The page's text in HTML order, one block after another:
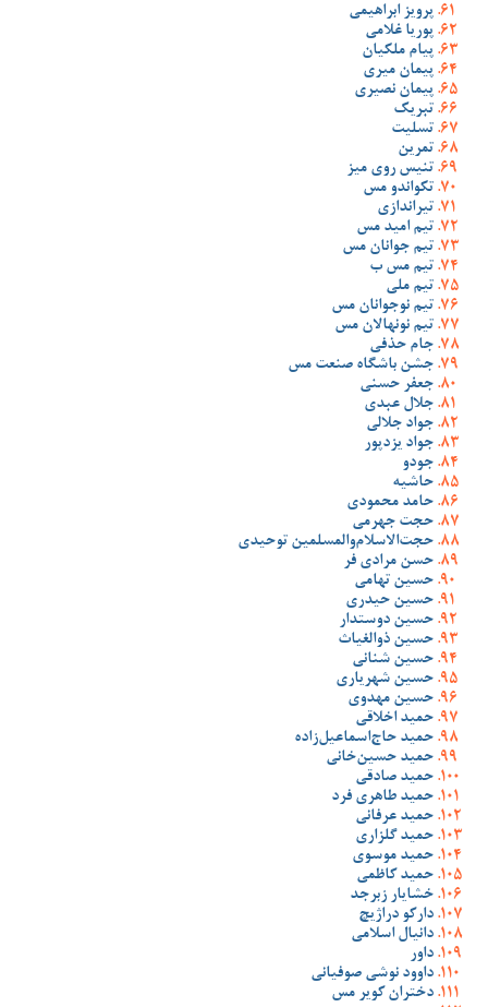
پرویز ابراهیمی
پوریا غلامی
پیام ملکیان
پیمان میری
پیمان نصیری
تبریک
تسلیت
تمرین
تنیس روی میز
تکواندو مس
تیراندازی
تیم امید مس
تیم جوانان مس
تیم مس ب
تیم ملی
تیم نوجوانان مس
تیم نونهالان مس
جام حذفی
جشن باشگاه صنعت مس
جعفر حسنی
جلال عبدی
جواد جلالی
جواد یزدپور
جودو
حاشیه
حامد محمودی
حجت جهرمی
حجت‌الاسلام‌والمسلمین توحیدی
حسن مرادی فر
حسین تهامی
حسین حیدری
حسین دوستدار
حسین ذوالغیاث
حسین شنانی
حسین شهریاری
حسین مهدوی
حمید اخلاقی
حمید حاج‌اسماعیل‌زاده
حمید حسین‌خانی
حمید صادقی
حمید طاهری فرد
حمید عرفانی
حمید گلزاری
حمید موسوی
حمید کاظمی
خشایار زبرجد
دارکو دراژیچ
دانیال اسلامی
داور
داوود نوشی صوفیانی
دختران کویر مس